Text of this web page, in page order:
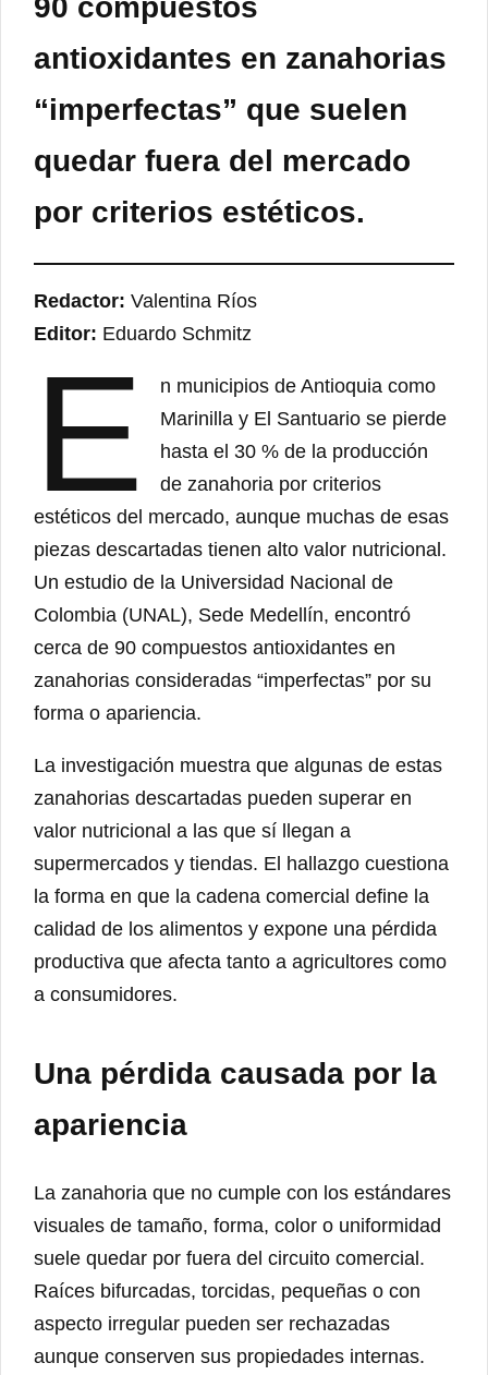
90 compuestos
antioxidantes en zanahorias
“imperfectas” que suelen
quedar fuera del mercado
por criterios estéticos.
Redactor: Valentina Ríos
Editor: Eduardo Schmitz
E
n municipios de Antioquia como
Marinilla y El Santuario se pierde
hasta el 30 % de la producción
de zanahoria por criterios
estéticos del mercado, aunque muchas de esas
piezas descartadas tienen alto valor nutricional.
Un estudio de la Universidad Nacional de
Colombia (UNAL), Sede Medellín, encontró
cerca de 90 compuestos antioxidantes en
zanahorias consideradas “imperfectas” por su
forma o apariencia.
La investigación muestra que algunas de estas
zanahorias descartadas pueden superar en
valor nutricional a las que sí llegan a
supermercados y tiendas. El hallazgo cuestiona
la forma en que la cadena comercial define la
calidad de los alimentos y expone una pérdida
productiva que afecta tanto a agricultores como
a consumidores.
Una pérdida causada por la
apariencia
La zanahoria que no cumple con los estándares
visuales de tamaño, forma, color o uniformidad
suele quedar por fuera del circuito comercial.
Raíces bifurcadas, torcidas, pequeñas o con
aspecto irregular pueden ser rechazadas
aunque conserven sus propiedades internas.